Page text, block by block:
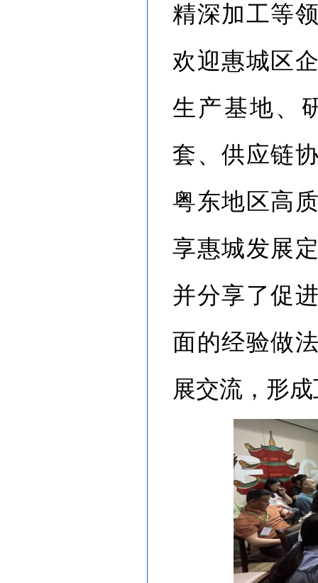
精深加工等
欢迎惠城区
生产基地、
套、供应链
粤东地区高
享惠城发展
并分享了促
面的经验做
展交流，形